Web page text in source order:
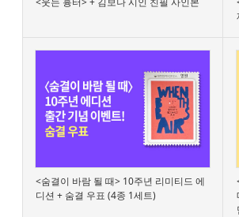
<숨결이 바람 될 때> 10주년 리미티드 에
디션 + 숨결 우표 (4종 1세트)